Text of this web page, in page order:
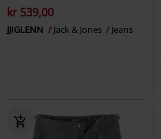
kr 539,00
JJIGLENN Jack & Jones Jeans